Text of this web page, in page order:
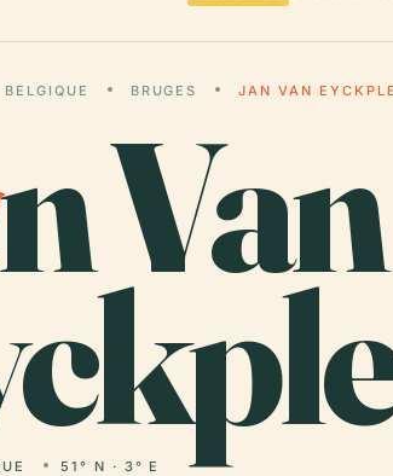
BELGIQUE BRUGES JAN VAN
Van
51° N · 3° E